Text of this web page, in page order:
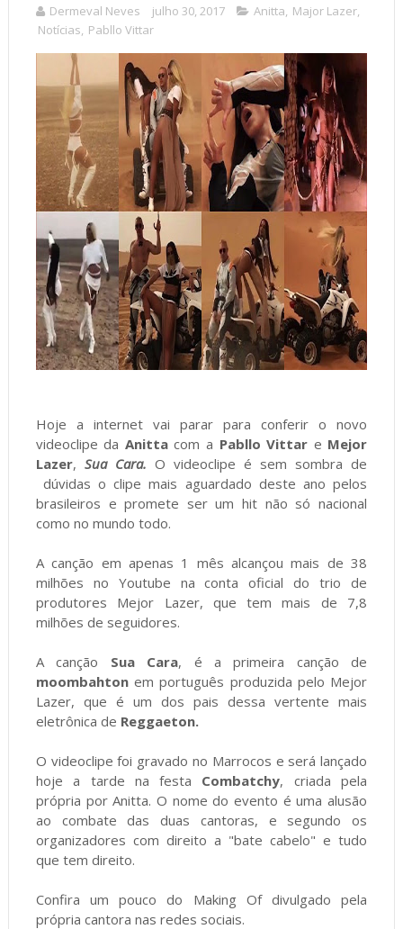
Dermeval Neves julho 30, 2017 Anitta, Major Lazer,
Notícias, Pabllo Vittar
Hoje a internet vai parar para conferir o novo
videoclipe da Anittacom a Pabllo Vittar e Mejor
Lazer, Sua Cara. O videoclipe é sem sombra de
dúvidas o clipe mais aguardado deste ano pelos
brasileiros e promete ser um hit não só nacional
como no mundo todo.
A canção em apenas 1 mês alcançou mais de 38
milhões no Youtube na conta oficial do trio de
produtores Mejor Lazer, que tem mais de 7,8
milhões de seguidores.
A canção Sua Cara, é a primeira canção de
moombahtonem português produzida pelo Mejor
Lazer, que é um dos pais dessa vertente mais
eletrônica de Reggaeton.
O videoclipe foi gravado no Marrocos e será lançado
hoje a tarde na festa Combatchy, criada pela
própria por Anitta. O nome do evento é uma alusão
ao combate das duas cantoras, e segundo os
organizadores com direito a "bate cabelo" e tudo
que tem direito.
Confira um pouco do Making Of divulgado pela
própria cantora nas redes sociais.